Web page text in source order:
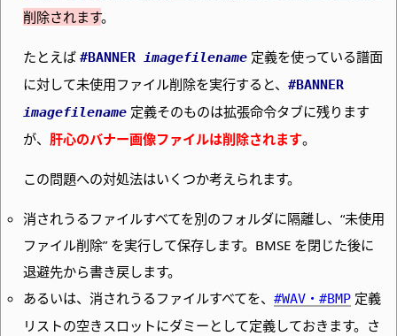
削除されます。
たとえば#BANNERimagefilename 定義を使っている譜面
に対して未使用ファイル削除を実行すると、#BANNER
imagefilename 定義そのものは拡張命令タブに残ります
が、肝心のバナー画像ファイルは削除されます。
この問題への対処法はいくつか考えられます。
消されうるファイルすべてを別のフォルダに隔離し、“未使用
ファイル削除” を実行して保存します。 BMSE を閉じた後に
退避先から書き戻します。
あるいは、消されうるファイルすべてを、#WAV ・#BMP 定義
リストの空きスロットにダミーとして定義しておきます。さ